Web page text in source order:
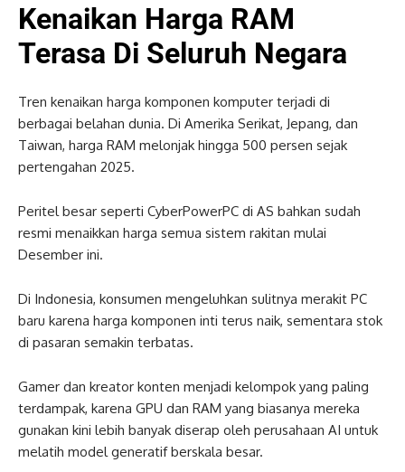
Kenaikan Harga RAM
Terasa Di Seluruh Negara
Tren kenaikan harga komponen komputer terjadi di
berbagai belahan dunia. Di Amerika Serikat, Jepang, dan
Taiwan, harga RAM melonjak hingga 500 persen sejak
pertengahan 2025.
Peritel besar seperti CyberPowerPC di AS bahkan sudah
resmi menaikkan harga semua sistem rakitan mulai
Desember ini.
Di Indonesia, konsumen mengeluhkan sulitnya merakit PC
baru karena harga komponen inti terus naik, sementara stok
di pasaran semakin terbatas.
Gamer dan kreator konten menjadi kelompok yang paling
terdampak, karena GPU dan RAM yang biasanya mereka
gunakan kini lebih banyak diserap oleh perusahaan AI untuk
melatih model generatif berskala besar.